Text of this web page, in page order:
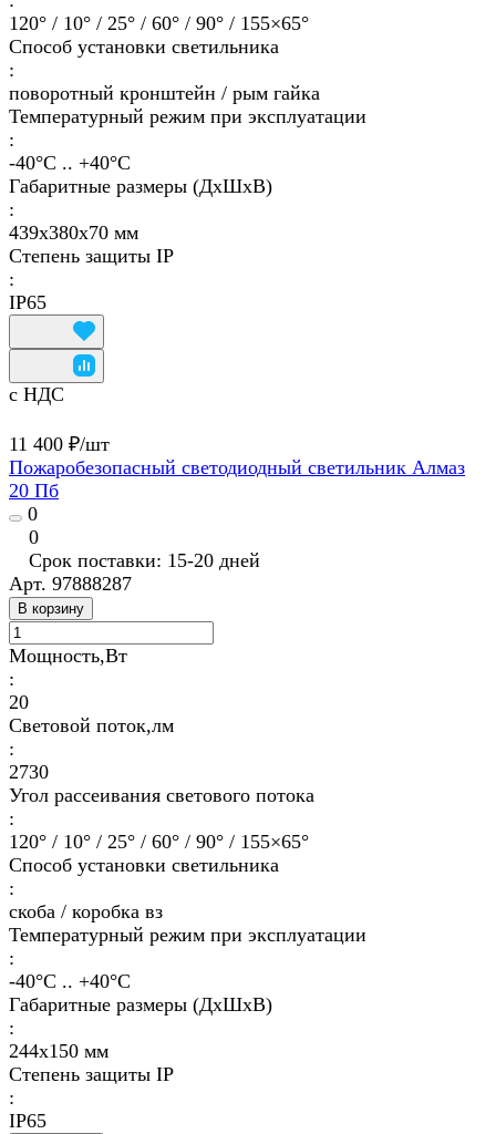
120° / 10° / 25° / 60° / 90° / 155×65°
Способ установки светильника
:
поворотный кронштейн / рым гайка
Температурный режим при эксплуатации
:
-40°С .. +40°C
Габаритные размеры (ДхШхВ)
:
439х380х70 мм
Степень защиты IP
:
IP65
с НДС
11 400 ₽/шт
Пожаробезопасный светодиодный светильник Алмаз
20 Пб
0
0
Срок поставки: 15-20 дней
Арт. 97888287
В корзину
Мощность,Вт
:
20
Световой поток,лм
:
2730
Угол рассеивания светового потока
:
120° / 10° / 25° / 60° / 90° / 155×65°
Способ установки светильника
:
скоба / коробка вз
Температурный режим при эксплуатации
:
-40°С .. +40°C
Габаритные размеры (ДхШхВ)
:
244х150 мм
Степень защиты IP
:
IP65